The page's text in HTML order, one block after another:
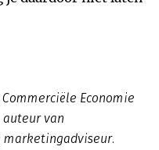
Economie
auteur van